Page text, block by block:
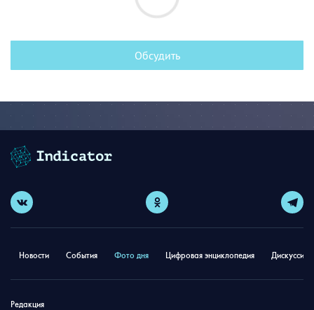
Обсудить
Новости События Фото дня Цифровая энциклопедия
Редакция